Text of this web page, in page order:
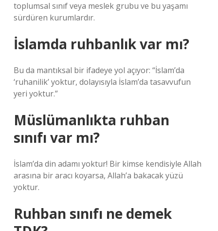
toplumsal sınıf veya meslek grubu ve bu yaşamı
sürdüren kurumlardır.
İslamda ruhbanlık var mı?
Bu da mantıksal bir ifadeye yol açıyor: “İslam’da
‘ruhanilik’ yoktur, dolayısıyla İslam’da tasavvufun
yeri yoktur.”
Müslümanlıkta ruhban
sınıfı var mı?
İslam’da din adamı yoktur! Bir kimse kendisiyle Allah
arasına bir aracı koyarsa, Allah’a bakacak yüzü
yoktur.
Ruhban sınıfı ne demek